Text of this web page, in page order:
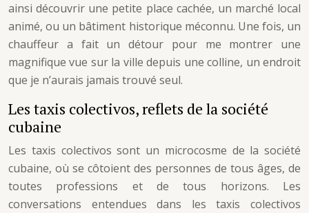
ainsi découvrir une petite place cachée, un marché local
animé, ou un bâtiment historique méconnu. Une fois, un
chauffeur a fait un détour pour me montrer une
magnifique vue sur la ville depuis une colline, un endroit
que je n’aurais jamais trouvé seul.
Les taxis colectivos, reflets de la société
cubaine
Les taxis colectivos sont un microcosme de la société
cubaine, où se côtoient des personnes de tous âges, de
toutes professions et de tous horizons. Les
conversations entendues dans les taxis colectivos